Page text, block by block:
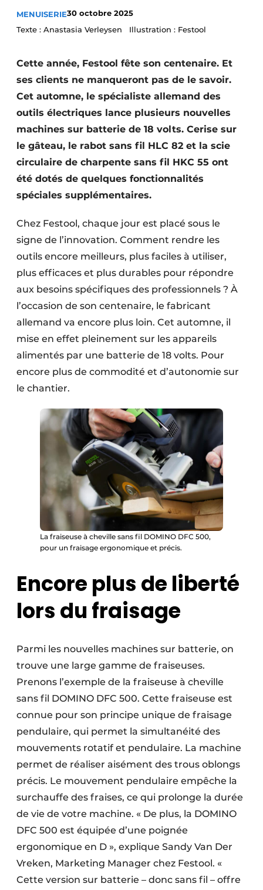
Podcasts
Privacy / Cookie statement
S’inscrire
S’inscrire
Termes et conditions
Video’s
MENUISERIE30 octobre 2025
Texte : Anastasia Verleysen Illustration : Festool
Cette année, Festool fête son centenaire. Et
ses clients ne manqueront pas de le savoir.
Cet automne, le spécialiste allemand des
outils électriques lance plusieurs nouvelles
machines sur batterie de 18 volts. Cerise sur
le gâteau, le rabot sans fil HLC 82 et la scie
circulaire de charpente sans fil HKC 55 ont
été dotés de quelques fonctionnalités
spéciales supplémentaires.
Chez Festool, chaque jour est placé sous le
signe de l’innovation. Comment rendre les
outils encore meilleurs, plus faciles à utiliser,
plus efficaces et plus durables pour répondre
aux besoins spécifiques des professionnels ? À
l’occasion de son centenaire, le fabricant
allemand va encore plus loin. Cet automne, il
mise en effet pleinement sur les appareils
alimentés par une batterie de 18 volts. Pour
encore plus de commodité et d’autonomie sur
le chantier.
La fraiseuse à cheville sans fil DOMINO DFC 500,
pour un fraisage ergonomique et précis.
Encore plus de liberté
lors du fraisage
Parmi les nouvelles machines sur batterie, on
trouve une large gamme de fraiseuses.
Prenons l’exemple de la fraiseuse à cheville
sans fil DOMINO DFC 500. Cette fraiseuse est
connue pour son principe unique de fraisage
pendulaire, qui permet la simultanéité des
mouvements rotatif et pendulaire. La machine
permet de réaliser aisément des trous oblongs
précis. Le mouvement pendulaire empêche la
surchauffe des fraises, ce qui prolonge la durée
de vie de votre machine. « De plus, la DOMINO
DFC 500 est équipée d’une poignée
ergonomique en D », explique Sandy Van Der
Vreken, Marketing Manager chez Festool. «
Cette version sur batterie – donc sans fil – offre